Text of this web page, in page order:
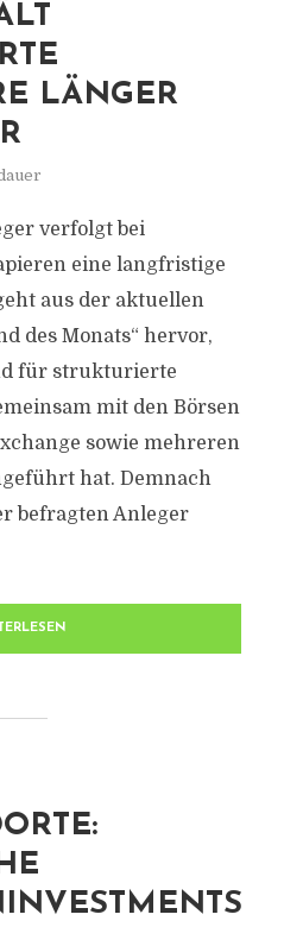
LÄNGER
verfolgt bei
eine langfristige
aus der aktuellen
des Monats“ hervor,
für strukturierte
mit den Börsen
sowie mehreren
hat. Demnach
befragten Anleger